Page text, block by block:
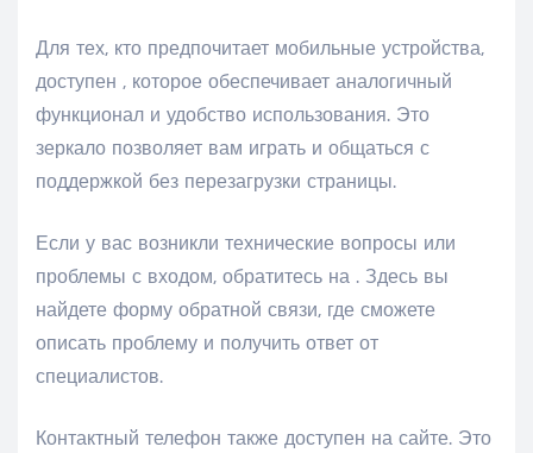
Для тех, кто предпочитает мобильные устройства,
доступен , которое обеспечивает аналогичный
функционал и удобство использования. Это
зеркало позволяет вам играть и общаться с
поддержкой без перезагрузки страницы.
Если у вас возникли технические вопросы или
проблемы с входом, обратитесь на . Здесь вы
найдете форму обратной связи, где сможете
описать проблему и получить ответ от
специалистов.
Контактный телефон также доступен на сайте. Это